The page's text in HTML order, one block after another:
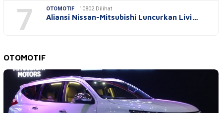
7 OTOMOTIF 10802 Dilihat
Aliansi Nissan-Mitsubishi Luncurkan Livi…
OTOMOTIF